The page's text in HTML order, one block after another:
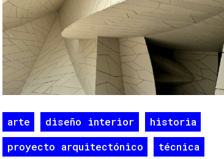
arte diseño interior
historia
proyecto arquitectónico
técnica